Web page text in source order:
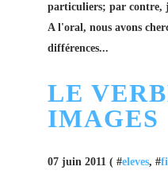
particuliers; par contre,
A l'oral, nous avons
différences...
LE
IMAGES
07 juin 2011 ( #eleves, #